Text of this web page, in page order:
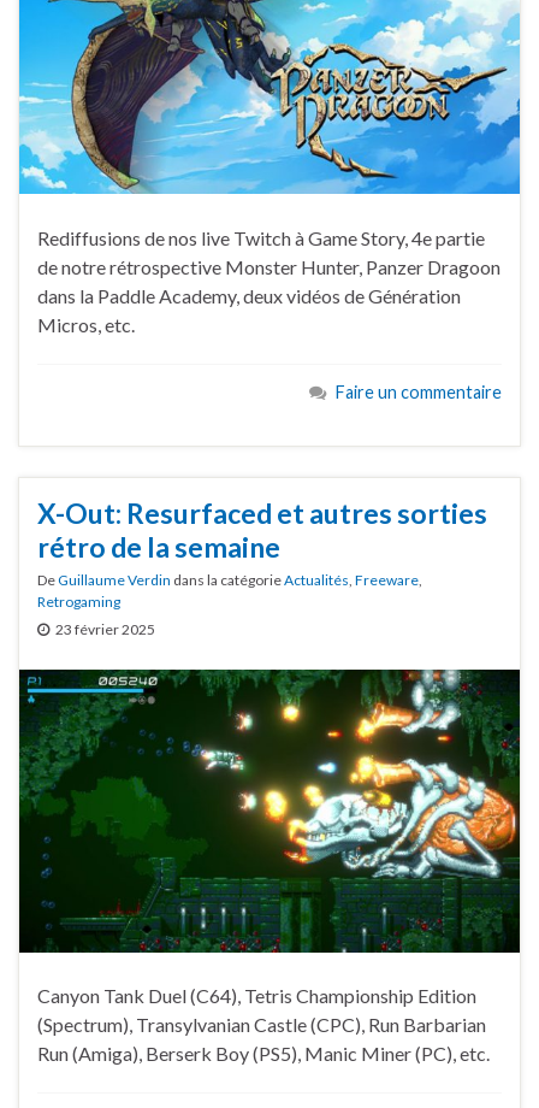
Rediffusions de nos live Twitch à Game Story, 4e partie
de notre rétrospective Monster Hunter, Panzer Dragoon
dans la Paddle Academy, deux vidéos de Génération
Micros, etc.
Faire un commentaire
X-Out: Resurfaced et autres sorties
rétro de la semaine
DeGuillaume Verdin dans la catégorieActualités, Freeware,
Retrogaming
23 février 2025
Canyon Tank Duel (C64), Tetris Championship Edition
(Spectrum), Transylvanian Castle (CPC), Run Barbarian
Run (Amiga), Berserk Boy (PS5), Manic Miner (PC), etc.